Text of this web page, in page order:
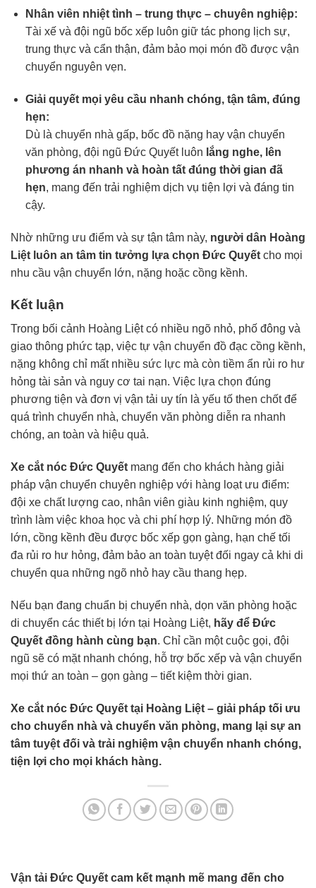
Nhân viên nhiệt tình – trung thực – chuyên nghiệp:
Tài xế và đội ngũ bốc xếp luôn giữ tác phong lịch sự,
trung thực và cẩn thận, đảm bảo mọi món đồ được vận
chuyển nguyên vẹn.
Giải quyết mọi yêu cầu nhanh chóng, tận tâm, đúng
hẹn:
Dù là chuyển nhà gấp, bốc đồ nặng hay vận chuyển
văn phòng, đội ngũ Đức Quyết luôn lắng nghe, lên
phương án nhanh và hoàn tất đúng thời gian đã
hẹn, mang đến trải nghiệm dịch vụ tiện lợi và đáng tin
cậy.
Nhờ những ưu điểm và sự tận tâm này, người dân Hoàng
Liệt luôn an tâm tin tưởng lựa chọn Đức Quyết cho mọi
nhu cầu vận chuyển lớn, nặng hoặc cồng kềnh.
Kết luận
Trong bối cảnh Hoàng Liệt có nhiều ngõ nhỏ, phố đông và
giao thông phức tạp, việc tự vận chuyển đồ đạc cồng kềnh,
nặng không chỉ mất nhiều sức lực mà còn tiềm ẩn rủi ro hư
hỏng tài sản và nguy cơ tai nạn. Việc lựa chọn đúng
phương tiện và đơn vị vận tải uy tín là yếu tố then chốt để
quá trình chuyển nhà, chuyển văn phòng diễn ra nhanh
chóng, an toàn và hiệu quả.
Xe cắt nóc Đức Quyết mang đến cho khách hàng giải
pháp vận chuyển chuyên nghiệp với hàng loạt ưu điểm:
đội xe chất lượng cao, nhân viên giàu kinh nghiệm, quy
trình làm việc khoa học và chi phí hợp lý. Những món đồ
lớn, cồng kềnh đều được bốc xếp gọn gàng, hạn chế tối
đa rủi ro hư hỏng, đảm bảo an toàn tuyệt đối ngay cả khi di
chuyển qua những ngõ nhỏ hay cầu thang hẹp.
Nếu bạn đang chuẩn bị chuyển nhà, dọn văn phòng hoặc
di chuyển các thiết bị lớn tại Hoàng Liệt, hãy để Đức
Quyết đồng hành cùng bạn. Chỉ cần một cuộc gọi, đội
ngũ sẽ có mặt nhanh chóng, hỗ trợ bốc xếp và vận chuyển
mọi thứ an toàn – gọn gàng – tiết kiệm thời gian.
Xe cắt nóc Đức Quyết tại Hoàng Liệt – giải pháp tối ưu
cho chuyển nhà và chuyển văn phòng, mang lại sự an
tâm tuyệt đối và trải nghiệm vận chuyển nhanh chóng,
tiện lợi cho mọi khách hàng.
Vận tải Đức Quyết cam kết mạnh mẽ mang đến cho